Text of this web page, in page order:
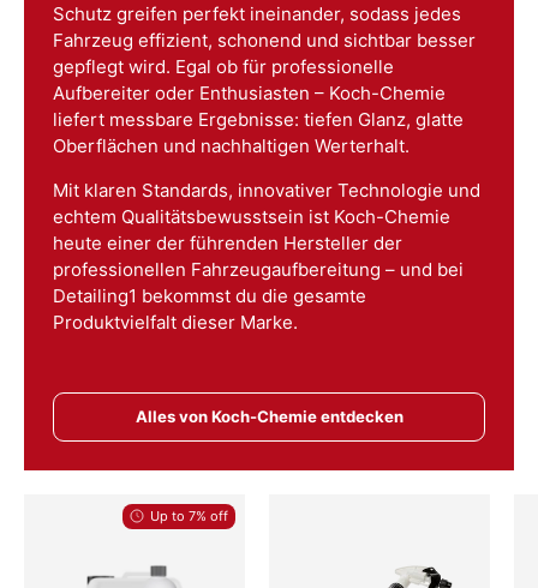
Schutz greifen perfekt ineinander, sodass jedes
Fahrzeug effizient, schonend und sichtbar besser
gepflegt wird. Egal ob für professionelle
Aufbereiter oder Enthusiasten – Koch-Chemie
liefert messbare Ergebnisse: tiefen Glanz, glatte
Oberflächen und nachhaltigen Werterhalt.
Mit klaren Standards, innovativer Technologie und
echtem Qualitätsbewusstsein ist Koch-Chemie
heute einer der führenden Hersteller der
professionellen Fahrzeugaufbereitung – und bei
Detailing1 bekommst du die gesamte
Produktvielfalt dieser Marke.
Alles von Koch-Chemie entdecken
Up to 7% off